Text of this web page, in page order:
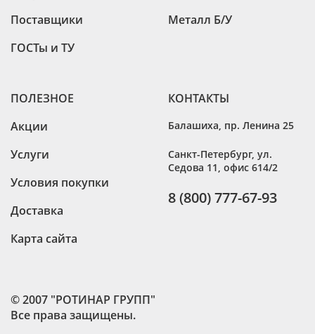
© 2007 "РОТИНАР ГРУПП"
Все права защищены.
Поставщики
ГОСТы и ТУ
Металл Б/У
ПОЛЕЗНОЕ
Акции
Услуги
Условия покупки
Доставка
Карта сайта
КОНТАКТЫ
Балашиха пр. Ленина 25
Санкт-Петербург, ул.
Седова 11, офис 614/2
8 (800) 777-67-93